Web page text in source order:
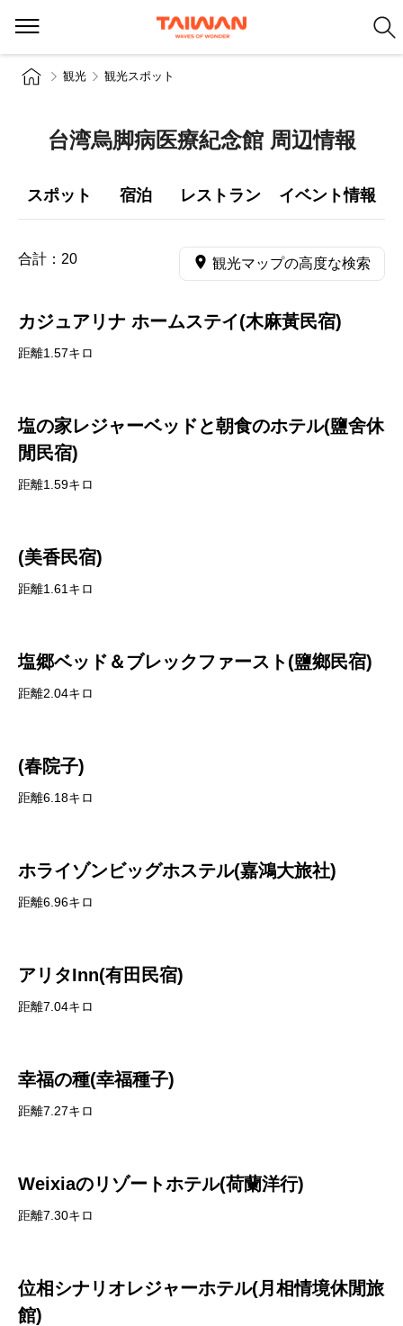
観光 観光スポット
台湾烏脚病医療紀念館 周辺情報
スポット 宿泊 レストラン イベント情報
合計： 20 観光マップの高度な検索
カジュアリナ ホームステイ(木麻黃民宿)
距離1.57キロ
塩の家レジャーベッドと朝食のホテル(鹽舍休
閒民宿)
距離1.59キロ
(美香民宿)
距離1.61キロ
塩郷ベッド＆ブレックファースト(鹽鄉民宿)
距離2.04キロ
(春院子)
距離6.18キロ
ホライゾンビッグホステル(嘉鴻大旅社)
距離6.96キロ
アリタInn(有田民宿)
距離7.04キロ
幸福の種(幸福種子)
距離7.27キロ
Weixiaのリゾートホテル(荷蘭洋行)
距離7.30キロ
位相シナリオレジャーホテル(月相情境休閒旅
館)